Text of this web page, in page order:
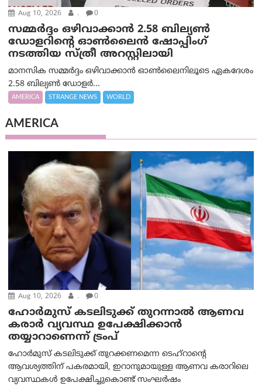
Aug 10, 2026 . 0
സമ്മര്‍ദ്ദം ഒഴിവാക്കാന്‍ 2.58 ബില്യൺ
ഡോളറിന്റെ ഓണ്‍ലൈന്‍ ഷോപ്പിംഗ്
നടത്തിയ സ്ത്രീ അറസ്റ്റിലായി
മാനസിക സമ്മര്‍ദ്ദം ഒഴിവാക്കാന്‍ ഓണ്‍ലൈനിലൂടെ ഏകദേശം
2.58 ബില്യൺ ഡോളർ...
AMERICA STRANGE NEWS WORLD
AMERICA
Aug 10, 2026 . 0
ഹോർമുസ് കടലിടുക്ക് തുറന്നാൽ ആണവ
കരാർ വ്യവസ്ഥ ഉപേക്ഷിക്കാൻ
തയ്യാറാണെന്ന് ട്രം‌പ്
ഹോർമുസ് കടലിടുക്ക് തുറക്കണമെന്ന ടെഹ്‌റാന്റെ
ആവശ്യത്തിന് പകരമായി, ഇറാനുമായുള്ള ആണവ കരാറിലെ
വ്യവസ്ഥകൾ ഉപേക്ഷിച്ചുകൊണ്ട് സംഘർഷം